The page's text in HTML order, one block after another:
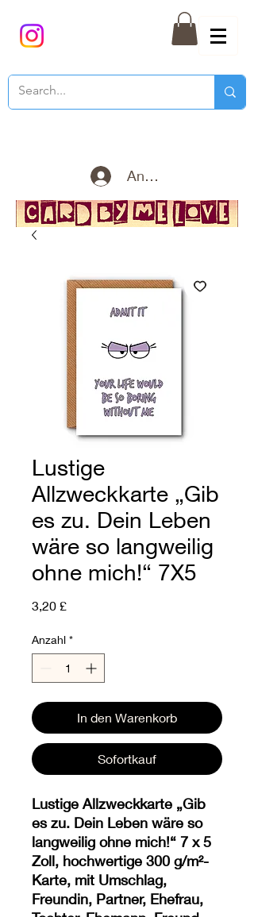
Anmelden
Lustige
Allzweckkarte „Gib
es zu. Dein Leben
wäre so langweilig
ohne mich!“ 7X5
3,20 £Preis
Anzahl *
In den Warenkorb
Sofortkauf
Lustige Allzweckkarte „Gib
es zu. Dein Leben wäre so
langweilig ohne mich!“ 7 x 5
Zoll, hochwertige 300 g/m²-
Karte, mit Umschlag,
Freundin, Partner, Ehefrau,